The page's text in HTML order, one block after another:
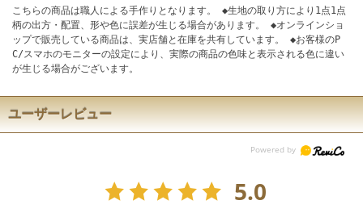
こちらの商品は職人による手作りとなります。 ◆生地の取り方により1点1点
柄の出方・配置、形や色に誤差が生じる場合があります。 ◆オンラインショ
ップで販売している商品は、実店舗と在庫を共有しています。 ◆お客様のP
C/スマホのモニターの設定により、実際の商品の色味と表示される色に違い
が生じる場合がございます。
ユーザーレビュー
5.0